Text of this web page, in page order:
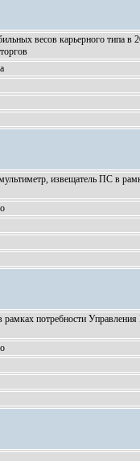
весов карьерного типа в
извещатель ПС в
потребности